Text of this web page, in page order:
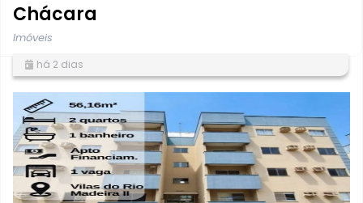
Chácara
Imóveis
há 2 dias